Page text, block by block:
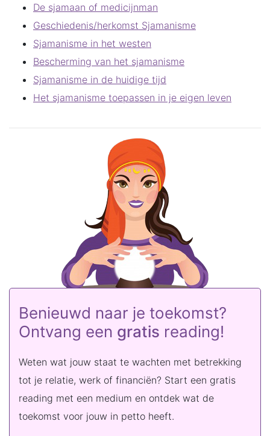
De sjamaan of medicijnman
Geschiedenis/herkomst Sjamanisme
Sjamanisme in het westen
Bescherming van het sjamanisme
Sjamanisme in de huidige tijd
Het sjamanisme toepassen in je eigen leven
Benieuwd naar je toekomst?
Ontvang een gratis reading!
Weten wat jouw staat te wachten met betrekking
tot je relatie, werk of financiën? Start een gratis
reading met een medium en ontdek wat de
toekomst voor jouw in petto heeft.